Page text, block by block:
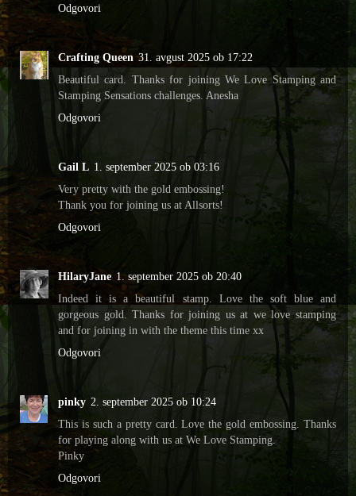
Odgovori
Crafting Queen 31. avgust 2025 ob 17:22
Beautiful card. Thanks for joining We Love Stamping and
Stamping Sensations challenges. Anesha
Odgovori
Gail L 1. september 2025 ob 03:16
Very pretty with the gold embossing!
Thank you for joining us at Allsorts!
Odgovori
HilaryJane 1. september 2025 ob 20:40
Indeed it is a beautiful stamp. Love the soft blue and
gorgeous gold. Thanks for joining us at we love stamping
and for joining in with the theme this time xx
Odgovori
pinky 2. september 2025 ob 10:24
This is such a pretty card. Love the gold embossing. Thanks
for playing along with us at We Love Stamping.
Pinky
Odgovori